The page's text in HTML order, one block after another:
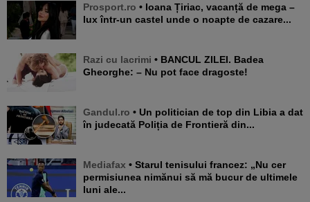
Prosport.ro • Ioana Țiriac, vacanță de mega –
lux într-un castel unde o noapte de cazare...
Razi cu lacrimi • BANCUL ZILEI. Badea
Gheorghe: – Nu pot face dragoste!
Gandul.ro • Un politician de top din Libia a dat
în judecată Poliția de Frontieră din...
Mediafax • Starul tenisului francez: „Nu cer
permisiunea nimănui să mă bucur de ultimele
luni ale...